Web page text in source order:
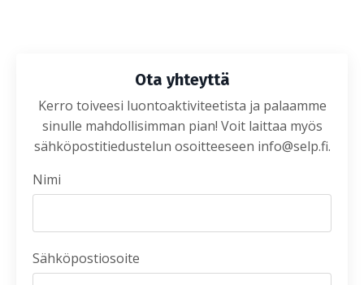
Ota yhteyttä
Kerro toiveesi luontoaktiviteetista ja palaamme
sinulle mahdollisimman pian! Voit laittaa myös
sähköpostitiedustelun osoitteeseen info@selp.fi.
Nimi
Sähköpostiosoite